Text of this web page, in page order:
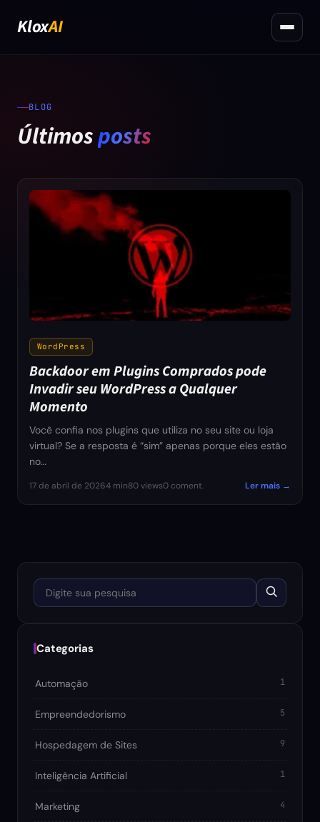
KloxAI
Materiais Gratuitos
Contato
BLOG
Últimosposts
WordPress
Backdoor em Plugins Comprados pode
Invadir seu WordPress a Qualquer
Momento
Você confia nos plugins que utiliza no seu site ou loja
virtual? Se a resposta é “sim” apenas porque eles estão
no…
17 de abril de 20264 min80 views0 coment. Ler mais →
Digite sua pesquisa
Categorias
Automação 1
Empreendedorismo 5
Hospedagem de Sites 9
Inteligência Artificial 1
Marketing 4